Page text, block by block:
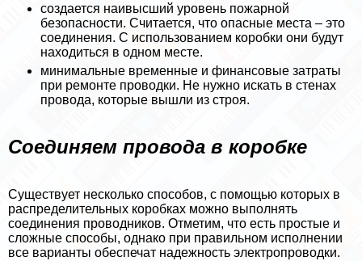
создается наивысший уровень пожарной
безопасности. Считается, что опасные места – это
соединения. С использованием коробки они будут
находиться в одном месте.
минимальные временные и финансовые затраты
при ремонте проводки. Не нужно искать в стенах
провода, которые вышли из строя.
Соединяем провода в коробке
Существует несколько способов, с помощью которых в
распределительных коробках можно выполнять
соединения проводников. Отметим, что есть простые и
сложные способы, однако при правильном исполнении
все варианты обеспечат надежность электропроводки.